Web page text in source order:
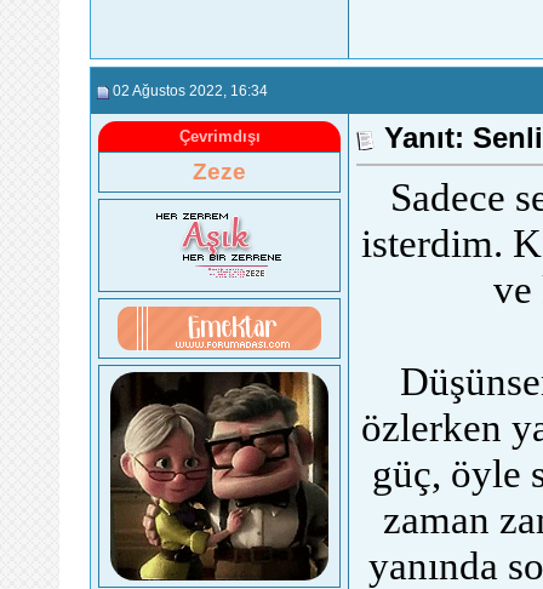
02 Ağustos 2022 , 16:34
Çevrimdışı
Zeze
Yanıt:
Sadece
isterdim.
ve
özlerken
güç, öyle
zaman
yanında